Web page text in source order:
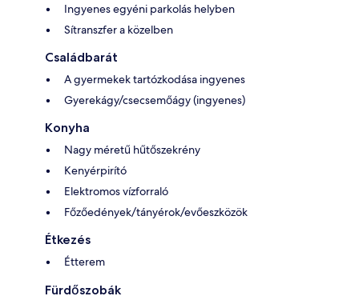
Ingyenes egyéni parkolás helyben
Sítranszfer a közelben
Családbarát
A gyermekek tartózkodása ingyenes
Gyerekágy/csecsemőágy (ingyenes)
Konyha
Nagy méretű hűtőszekrény
Kenyérpirító
Elektromos vízforraló
Főzőedények/tányérok/evőeszközök
Étkezés
Étterem
Fürdőszobák